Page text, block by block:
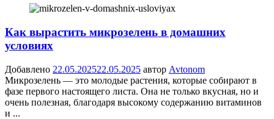
Как вырастить микрозелень в домашних
условиях
Добавлено 22.05.202522.05.2025 автор Avtonom
Микрозелень — это молодые растения, которые собирают в
фазе первого настоящего листа. Она не только вкусная, но и
очень полезная, благодаря высокому содержанию витаминов
и ...